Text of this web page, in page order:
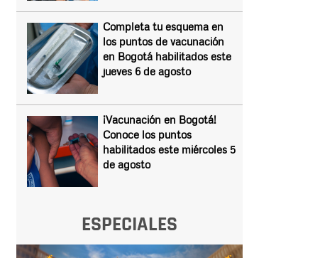
Completa tu esquema en
los puntos de vacunación
en Bogotá habilitados este
jueves 6 de agosto
¡Vacunación en Bogotá!
Conoce los puntos
habilitados este miércoles 5
de agosto
ESPECIALES